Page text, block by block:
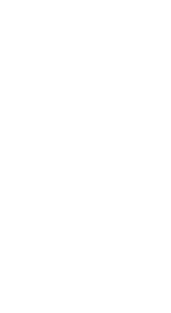
voor de aftermarket.